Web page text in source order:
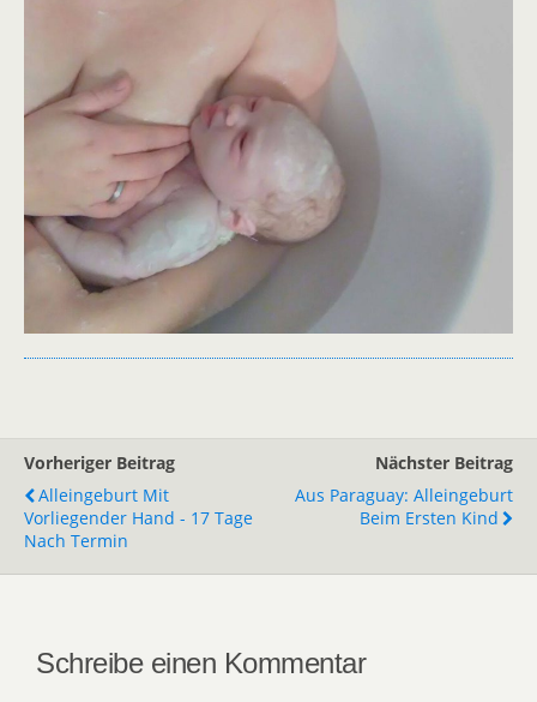
Vorheriger Beitrag
Alleingeburt Mit
Vorliegender Hand - 17 Tage
Nach Termin
Nächster Beitrag
Aus Paraguay: Alleingeburt
Beim Ersten Kind
Schreibe einen Kommentar